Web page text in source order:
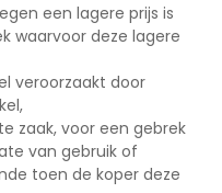
een lagere prijs is
waarvoor deze lagere
veroorzaakt door
zaak, voor een gebrek
van gebruik of
toen de koper deze